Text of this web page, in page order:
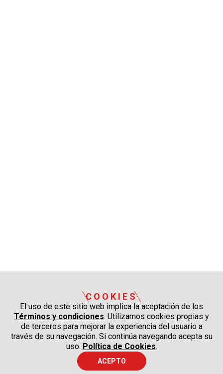
COOKIES
El uso de este sitio web implica la aceptación de los
Términos y condiciones. Utilizamos cookies propias y
de terceros para mejorar la experiencia del usuario a
través de su navegación. Si continúa navegando acepta su
uso. Política de Cookies.
ACEPTO